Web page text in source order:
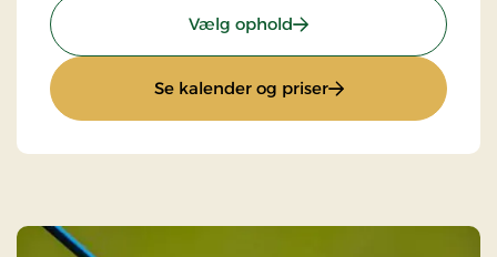
Vælg ophold: Standardpris
Se kalender og priser: Standardpris